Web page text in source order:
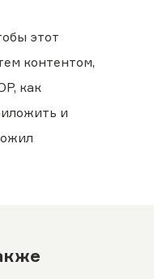
этот
контентом,
как
и